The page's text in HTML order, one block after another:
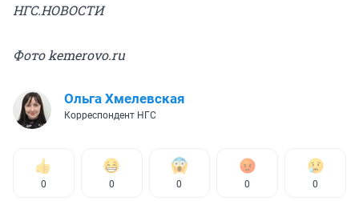
НГС.НОВОСТИ
Фото kemerovo.ru
Ольга Хмелевская
Корреспондент НГС
0 0 0 0 0